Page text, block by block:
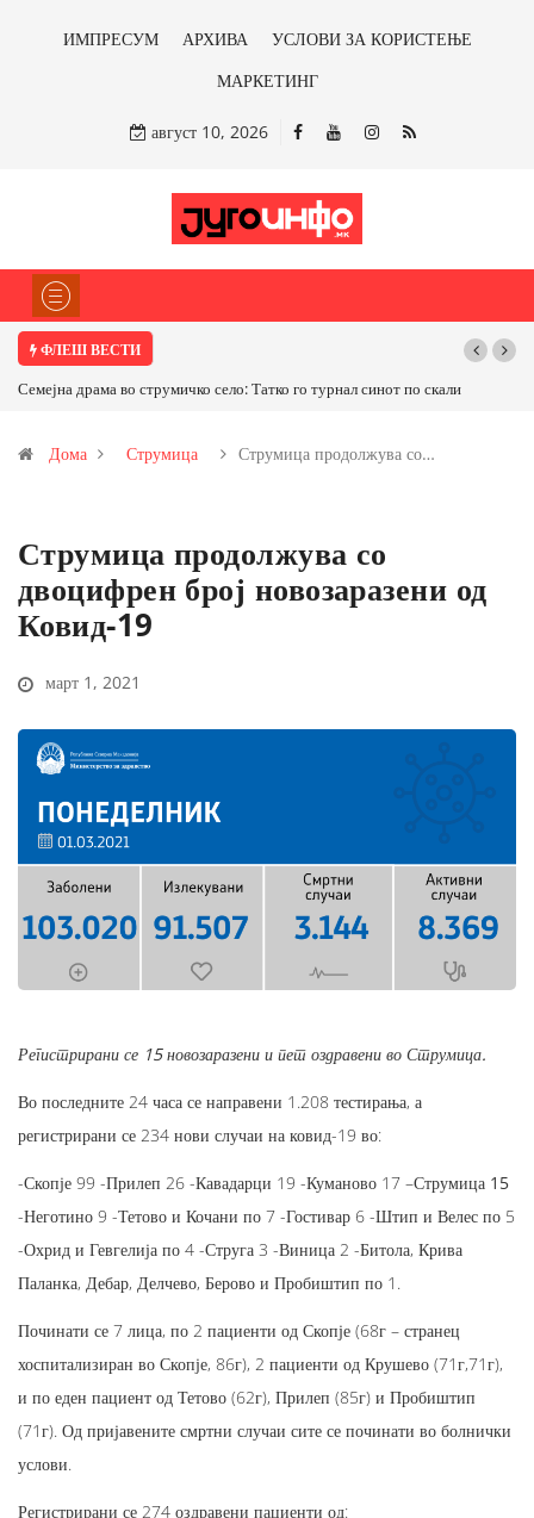
ИМПРЕСУМ АРХИВА
УСЛОВИ ЗА КОРИСТЕЊЕ
МАРКЕТИНГ
август 10, 2026
ФЛЕШ ВЕСТИ
Татко го турнал синот по скалиТРАМП НАРЕДИ ВОЈСКАТА ДА
бакарот од Иловица и со антимонот?
Дома Струмица Струмица продолжува со…
Струмица продолжува со
двоцифрен број новозаразени од
Ковид-19
март 1, 2021
Регистрирани се 15 новозаразени и пет оздравени во Струмица.
Во последните 24 часа се направени 1.208 тестирања, а
регистрирани се 234 нови случаи на ковид-19 во:
-Скопје 99 -Прилеп 26 -Кавадарци 19 -Куманово 17 –Струмица 15
-Неготино 9 -Тетово и Кочани по 7 -Гостивар 6 -Штип и Велес по 5
-Охрид и Гевгелија по 4 -Струга 3 -Виница 2 -Битола, Крива
Паланка, Дебар, Делчево, Берово и Пробиштип по 1.
Починати се 7 лица, по 2 пациенти од Скопје (68г – странец
хоспитализиран во Скопје, 86г), 2 пациенти од Крушево (71г,71г),
и по еден пациент од Тетово (62г), Прилеп (85г) и Пробиштип
(71г). Од пријавените смртни случаи сите се починати во болнички
услови.
Регистрирани се 274 оздравени пациенти од: